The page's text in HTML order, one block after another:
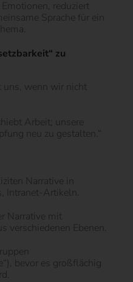
reduziert
Sprache für ein
zu
uns, wenn wir nicht
Arbeit; unsere
neu zu gestalten.“
Narrative in
Intranet-Artikeln.
Narrative mit
verschiedenen Ebenen.
bevor es großflächig